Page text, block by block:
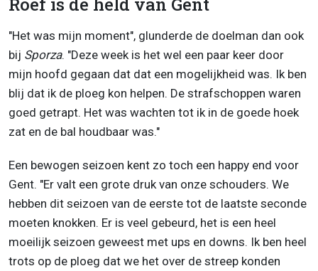
"Het was mijn moment", glunderde de doelman dan ook
bij Sporza. "Deze week is het wel een paar keer door
mijn hoofd gegaan dat dat een mogelijkheid was. Ik ben
blij dat ik de ploeg kon helpen. De strafschoppen waren
goed getrapt. Het was wachten tot ik in de goede hoek
zat en de bal houdbaar was."
Een bewogen seizoen kent zo toch een happy end voor
Gent. "Er valt een grote druk van onze schouders. We
hebben dit seizoen van de eerste tot de laatste seconde
moeten knokken. Er is veel gebeurd, het is een heel
moeilijk seizoen geweest met ups en downs. Ik ben heel
trots op de ploeg dat we het over de streep konden